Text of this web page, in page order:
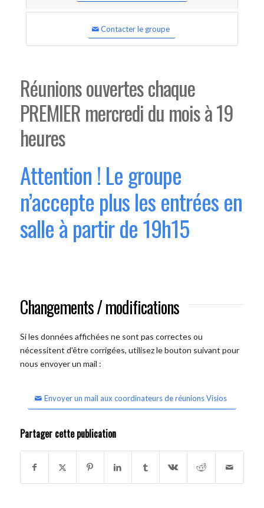
Contacter le groupe
Réunions ouvertes chaque
PREMIER mercredi du mois à 19
heures
Attention ! Le groupe
n’accepte plus les entrées en
salle à partir de 19h15
Changements / modifications
Si les données affichées ne sont pas correctes ou
nécessitent d'être corrigées, utilisez le bouton suivant pour
nous envoyer un mail :
Envoyer un mail aux coordinateurs de réunions Visios
Partager cette publication